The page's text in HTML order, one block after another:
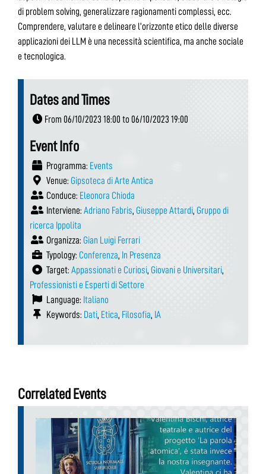
di problem solving, generalizzare ragionamenti complessi, ecc.
Comprendere, valutare e delineare l’orizzonte etico delle diverse
applicazioni dei LLM è una necessità scientifica, ma anche sociale
e tecnologica.
Dates and Times
From 06/10/2023 18:00 to 06/10/2023 19:00
Event Info
Programma: Events
Venue: Gipsoteca di Arte Antica
Conduce: Eleonora Chioda
Interviene: Adriano Fabris, Giuseppe Attardi, Gruppo di
ricerca Ippolita
Organizza: Gian Luigi Ferrari
Typology: Conferenza, In Presenza
Target: Appassionati e Curiosi, Giovani e Universitari,
Professionisti e Esperti di Settore
Language: Italiano
Keywords: Dati, Etica, Filosofia, IA
Correlated Events